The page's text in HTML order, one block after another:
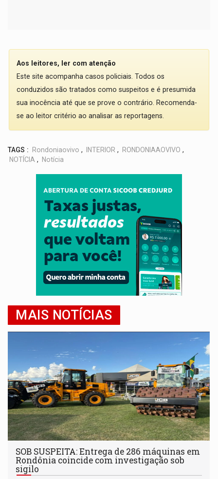
Aos leitores, ler com atenção
Este site acompanha casos policiais. Todos os
conduzidos são tratados como suspeitos e é presumida
sua inocência até que se prove o contrário. Recomenda-
se ao leitor critério ao analisar as reportagens.
TAGS : Rondoniaovivo , INTERIOR , RONDONIAAOVIVO ,
NOTÍCIA , Notícia
MAIS NOTÍCIAS
SOB SUSPEITA: Entrega de 286 máquinas em
Rondônia coincide com investigação sob
sigilo